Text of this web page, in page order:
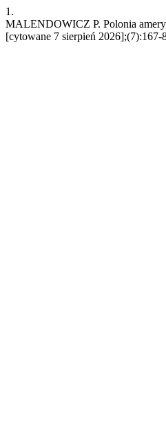
1.
MALENDOWICZ P. Polonia
[cytowane 7 sierpień 2026];(7):167-